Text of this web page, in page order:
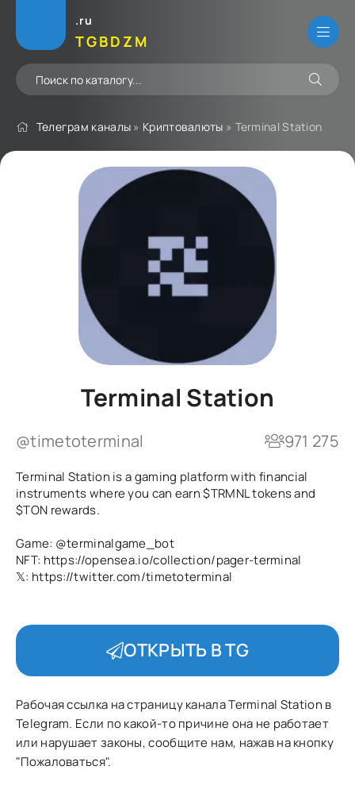
.ru
TGBDZM
Телеграм каналы » Криптовалюты » Terminal Station
Terminal Station
@timetoterminal 971 275
Terminal Station is a gaming platform with financial
instruments where you can earn $TRMNL tokens and
$TON rewards.
Game: @terminalgame_bot
NFT: https://opensea.io/collection/pager-terminal
𝕏: https://twitter.com/timetoterminal
ОТКРЫТЬ В TG
Рабочая ссылка на страницу канала Terminal Station в
Telegram. Если по какой-то причине она не работает
или нарушает законы, сообщите нам, нажав на кнопку
"Пожаловаться".